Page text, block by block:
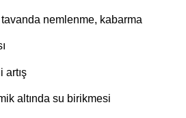
nemlenme, kabarma
artış
altında su birikmesi